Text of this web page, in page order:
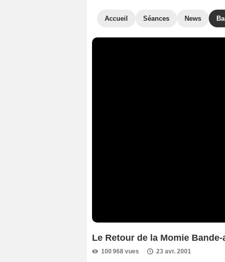
Accueil Séances News
Le Retour de la Momie
100 968 vues 23 avr. 2001